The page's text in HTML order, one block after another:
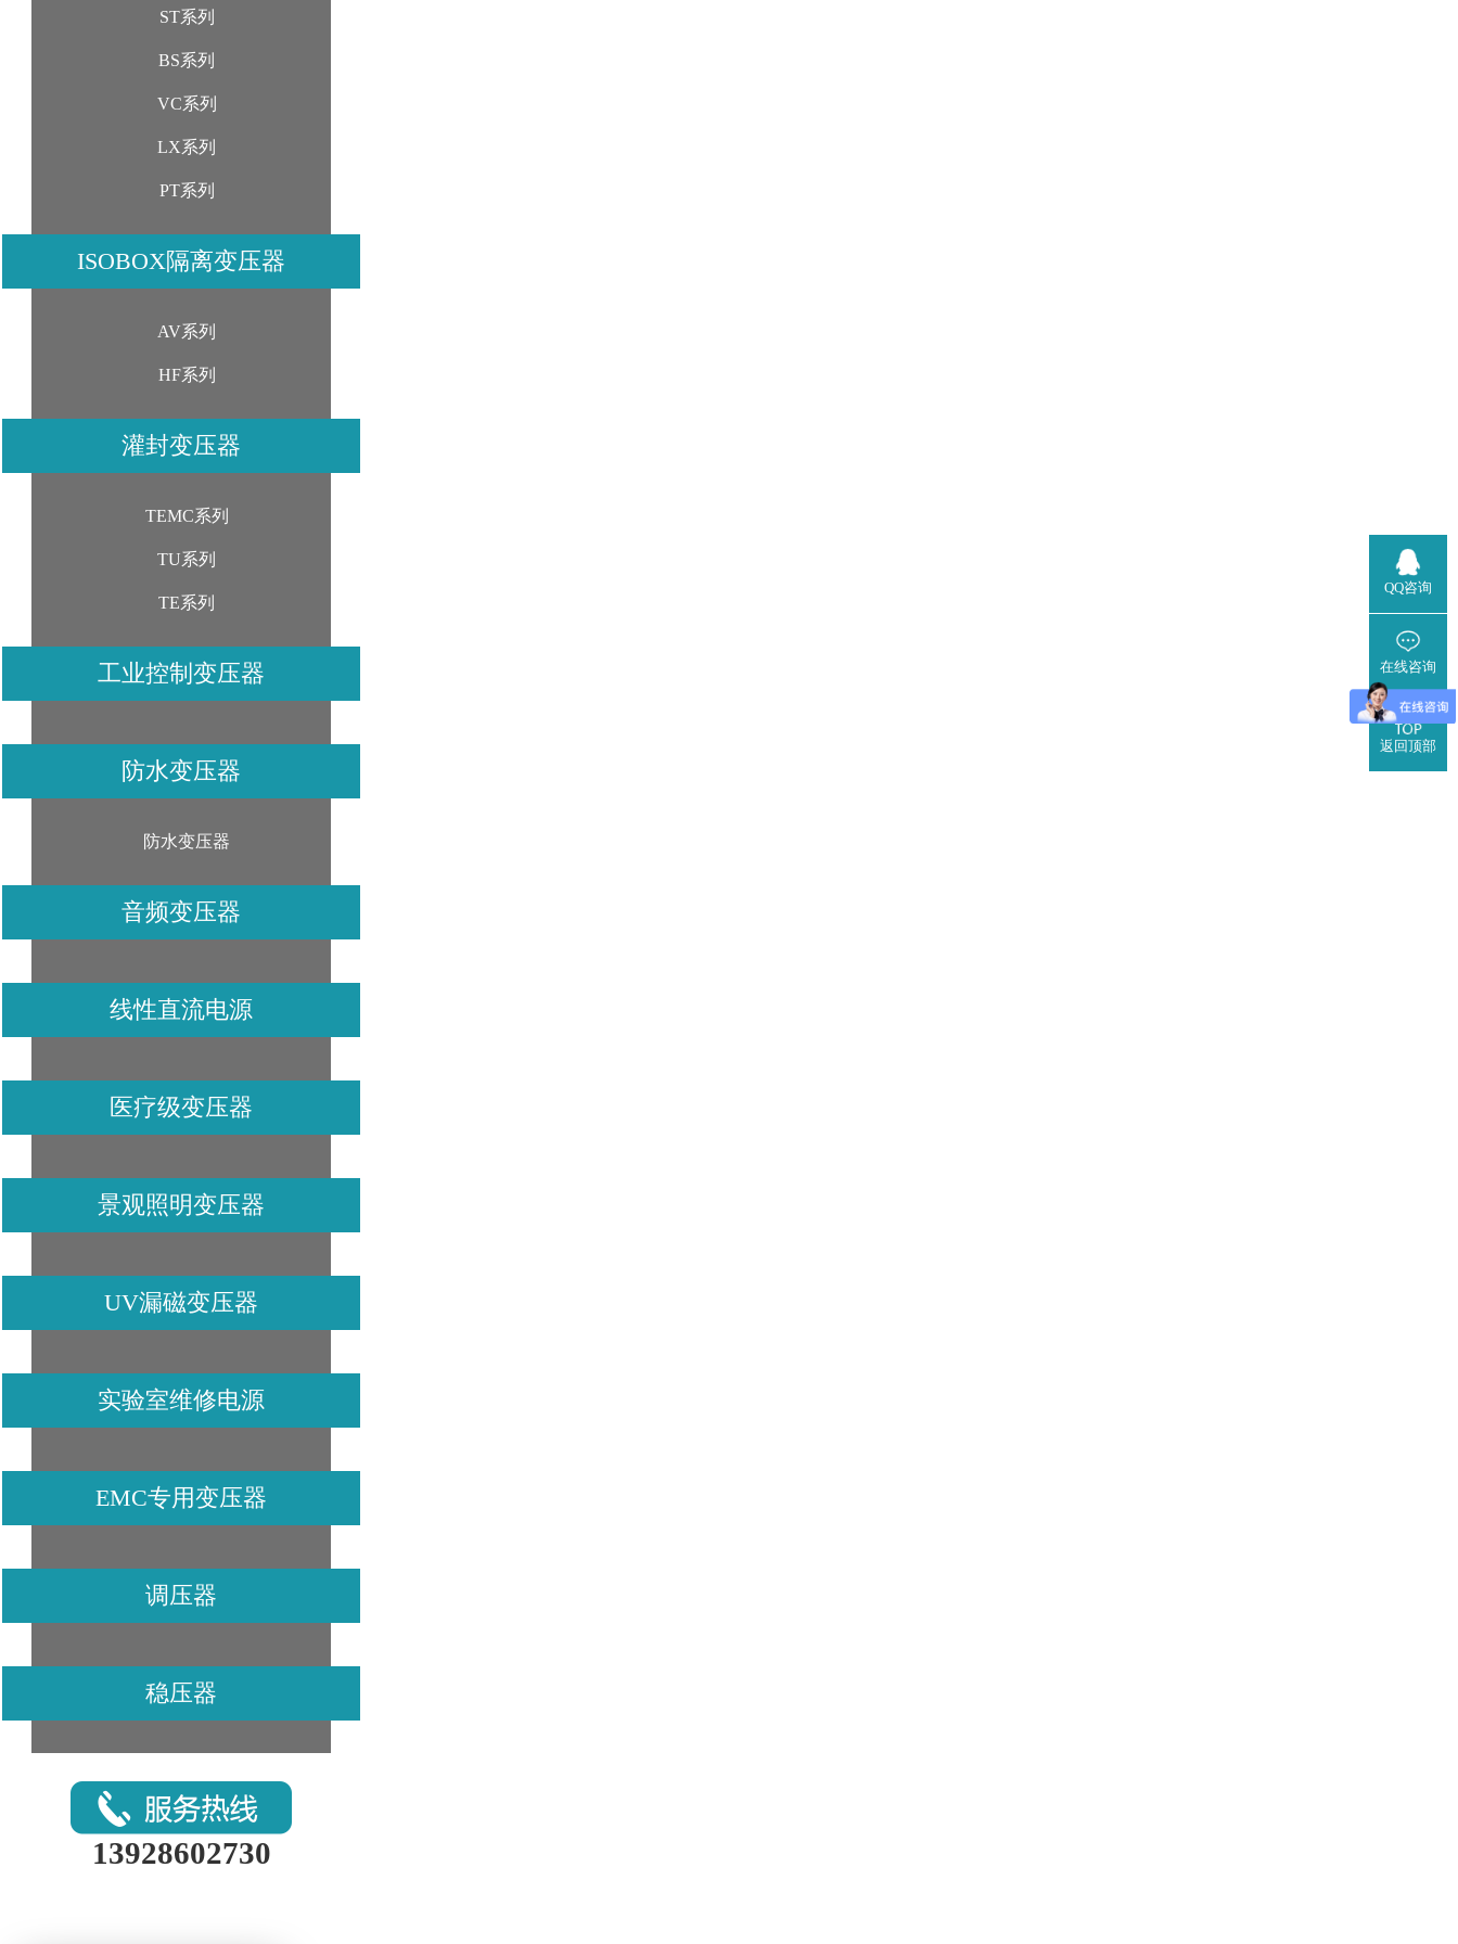
ST系列
BS系列
VC系列
LX系列
PT系列
ISOBOX隔离变压器
AV系列
HF系列
灌封变压器
TEMC系列
TU系列
TE系列
工业控制变压器
防水变压器
防水变压器
音频变压器
线性直流电源
医疗级变压器
景观照明变压器
UV漏磁变压器
实验室维修电源
EMC专用变压器
调压器
稳压器
13928602730
QQ咨询
在线咨询
返回顶部